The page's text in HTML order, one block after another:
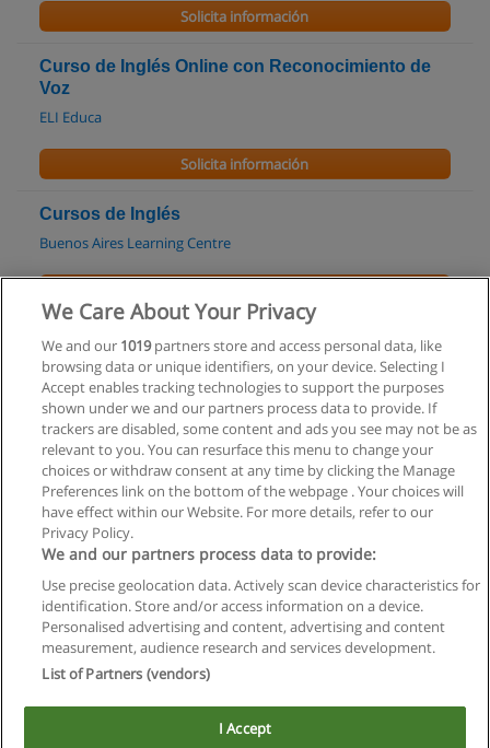
Solicita información
Curso de Inglés Online con Reconocimiento de
Voz
ELI Educa
Solicita información
Cursos de Inglés
Buenos Aires Learning Centre
Curso Inglés Inicial Presencial
Hilton Idiomas
Solicita información
Privacidad de datos
Contactar con Educaedu
Copyright © Educaedu Business S.L. - CIF : B-95610580: -
We Care About Your Privacy
We and our 1019partners store and access personal data, like
browsing data or unique identifiers, on your device. Selecting I
Accept enables tracking technologies to support the purposes
shown under we and our partners process data to provide. If
trackers are disabled, some content and ads you see may not be as
relevant to you. You can resurface this menu to change your
choices or withdraw consent at any time by clicking the Manage
Preferences link on the bottom of the webpage . Your choices will
have effect within our Website. For more details, refer to our
Privacy Policy.
We and our partners process data to provide:
Use precise geolocation data. Actively scan device characteristics for
identification. Store and/or access information on a device.
Personalised advertising and content, advertising and content
measurement, audience research and services development.
List of Partners (vendors)
I Accept